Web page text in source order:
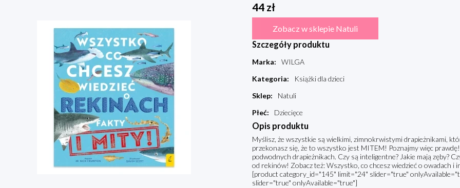
44zł
Zobacz w sklepie Natuli
Szczegóły produktu
Marka:
WILGA
Kategoria:
Książki dla dzieci
Sklep:
Natuli
Płeć: Dziecięce
Opis produktu
Myślisz, że wszystkie są wielkimi, zimnokrwistymi drapieżnikami,
przekonasz się, że to wszystko jest MITEM! Poznajmy więc
podwodnych drapieżnikach. Czy są inteligentne? Jakie mają zęby?
od rekinów! Zobacz też: Wszystko, co chcesz wiedzieć o owadach i
[product category_id="145" limit="24" slider="true"
slider="true" onlyAvailable="true"]